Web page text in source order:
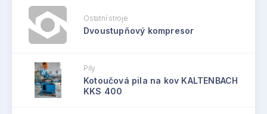
Ostatní stroje
Dvoustupňový kompresor
Pily
Kotoučová pila na kov KALTENBACH
KKS 400